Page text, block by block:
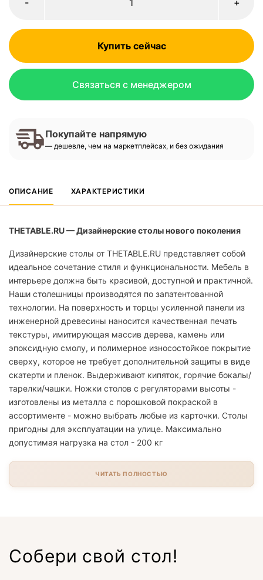
Купить сейчас
Связаться с менеджером
Покупайте напрямую
— дешевле, чем на маркетплейсах, и без ожидания
ОПИСАНИЕ ХАРАКТЕРИСТИКИ
THETABLE.RU — Дизайнерские столы нового поколения
Дизайнерские столы от THETABLE.RU представляет собой
идеальное сочетание стиля и функциональности. Мебель в
интерьере должна быть красивой, доступной и практичной.
Наши столешницы производятся по запатентованной
технологии. На поверхность и торцы усиленной панели из
инженерной древесины наносится качественная печать
текстуры, имитирующая массив дерева, камень или
эпоксидную смолу, и полимерное износостойкое покрытие
сверху, которое не требует дополнительной защиты в виде
скатерти и пленок. Выдерживают кипяток, горячие бокалы/
тарелки/чашки. Ножки столов с регуляторами высоты -
изготовлены из металла с порошковой покраской в
ассортименте - можно выбрать любые из карточки. Столы
пригодны для эксплуатации на улице. Максимально
допустимая нагрузка на стол - 200 кг
ЧИТАТЬ ПОЛНОСТЬЮ
Собери свой стол!